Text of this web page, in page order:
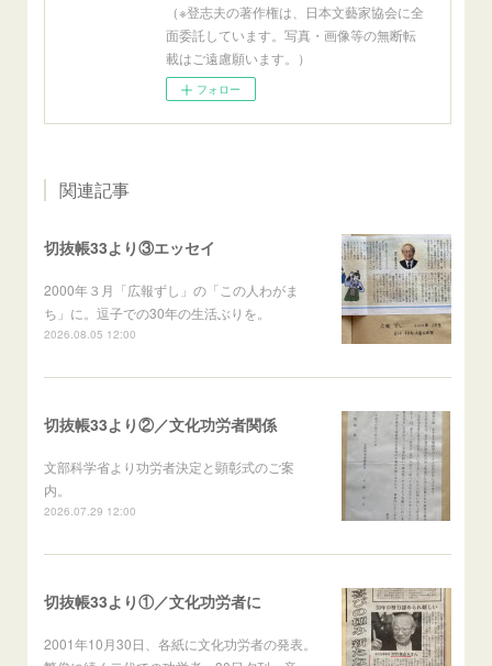
（※登志夫の著作権は、日本文藝家協会に全
面委託しています。写真・画像等の無断転
載はご遠慮願います。）
フォロー
関連記事
切抜帳33より③エッセイ
2000年３月「広報ずし」の「この人わがま
ち」に。逗子での30年の生活ぶりを。
2026.08.05 12:00
切抜帳33より②／文化功労者関係
文部科学省より功労者決定と顕彰式のご案
内。
2026.07.29 12:00
切抜帳33より①／文化功労者に
2001年10月30日、各紙に文化功労者の発表。